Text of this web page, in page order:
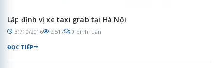
Lắp định vị xe taxi grab tại Hà Nội
31/10/2016 2.517 0 bình luận
ĐỌC TIẾP